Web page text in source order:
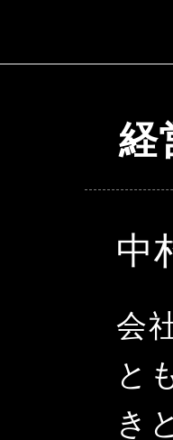
経
中
会
と
き